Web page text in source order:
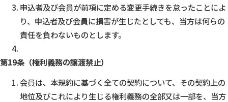
申込者及び会員が前項に定める変更手続きを怠ったことによ
り、申込者及び会員に損害が生じたとしても、当方は何らの
責任を負わないものとします。
第19条（権利義務の譲渡禁止）
会員は、本規約に基づく全ての契約について、その契約上の
地位及びこれにより生じる権利義務の全部又は一部を、当方